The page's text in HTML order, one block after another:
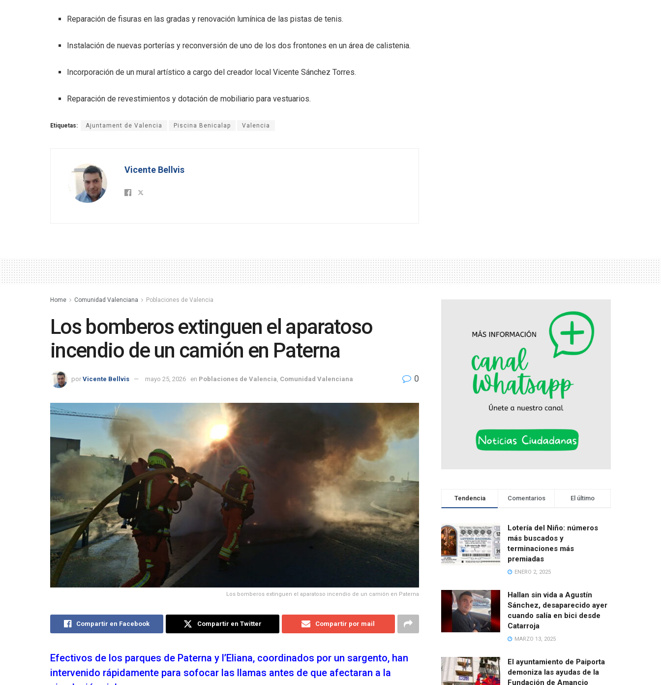
Reparación de fisuras en las gradas y renovación lumínica de las pistas de tenis.
Instalación de nuevas porterías y reconversión de uno de los dos frontones en un área de calistenia.
Incorporación de un mural artístico a cargo del creador local Vicente Sánchez Torres.
Reparación de revestimientos y dotación de mobiliario para vestuarios.
Etiquetas: Ajuntament de Valencia Piscina Benicalap Valencia
Vicente Bellvis
Home Comunidad Valenciana Poblaciones de Valencia
Los bomberos extinguen el aparatoso
incendio de un camión en Paterna
por Vicente Bellvis mayo 25, 2026 en Poblaciones de Valencia Comunidad Valenciana 0
Los bomberos extinguen el aparatoso incendio de un camión en Paterna
Compartir en Facebook Compartir en Twitter Compartir por mail
Efectivos de los parques de Paterna y l’Eliana, coordinados por un sargento, han
intervenido rápidamente para sofocar las llamas antes de que afectaran a la
Tendencia Comentarios El último
Lotería del Niño: números
más buscados y
terminaciones más
premiadas
ENERO 2, 2025
Hallan sin vida a Agustín
Sánchez, desaparecido ayer
cuando salía en bici desde
Catarroja
MARZO 13, 2025
El ayuntamiento de Paiporta
demoniza las ayudas de la
Fundación de Amancio